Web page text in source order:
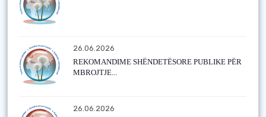
26.06.2026
REKOMANDIME SHËNDETËSORE PUBLIKE PËR
MBROJTJE...
26.06.2026